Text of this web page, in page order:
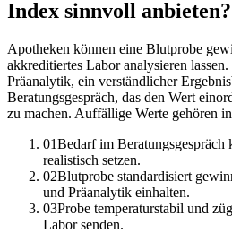
Index sinnvoll anbieten?
Apotheken können eine Blutprobe
akkreditiertes Labor analysieren
Präanalytik, ein verständlicher
Beratungsgespräch, das den Wert
zu machen. Auffällige Werte gehören
01Bedarf im Beratungsgespräch
realistisch setzen.
02Blutprobe standardisiert
und Präanalytik einhalten.
03Probe temperaturstabil und
Labor senden.